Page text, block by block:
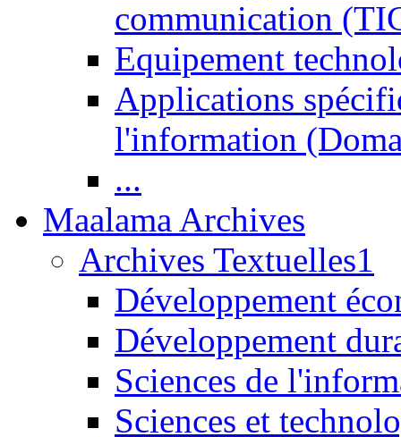
communication
Equipement
Applications
l'information
...
Maalama Archives
Archives Textuelles1
Développement
Développement
Sciences de
Sciences et